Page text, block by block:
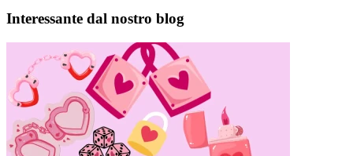
Interessante dal nostro blog